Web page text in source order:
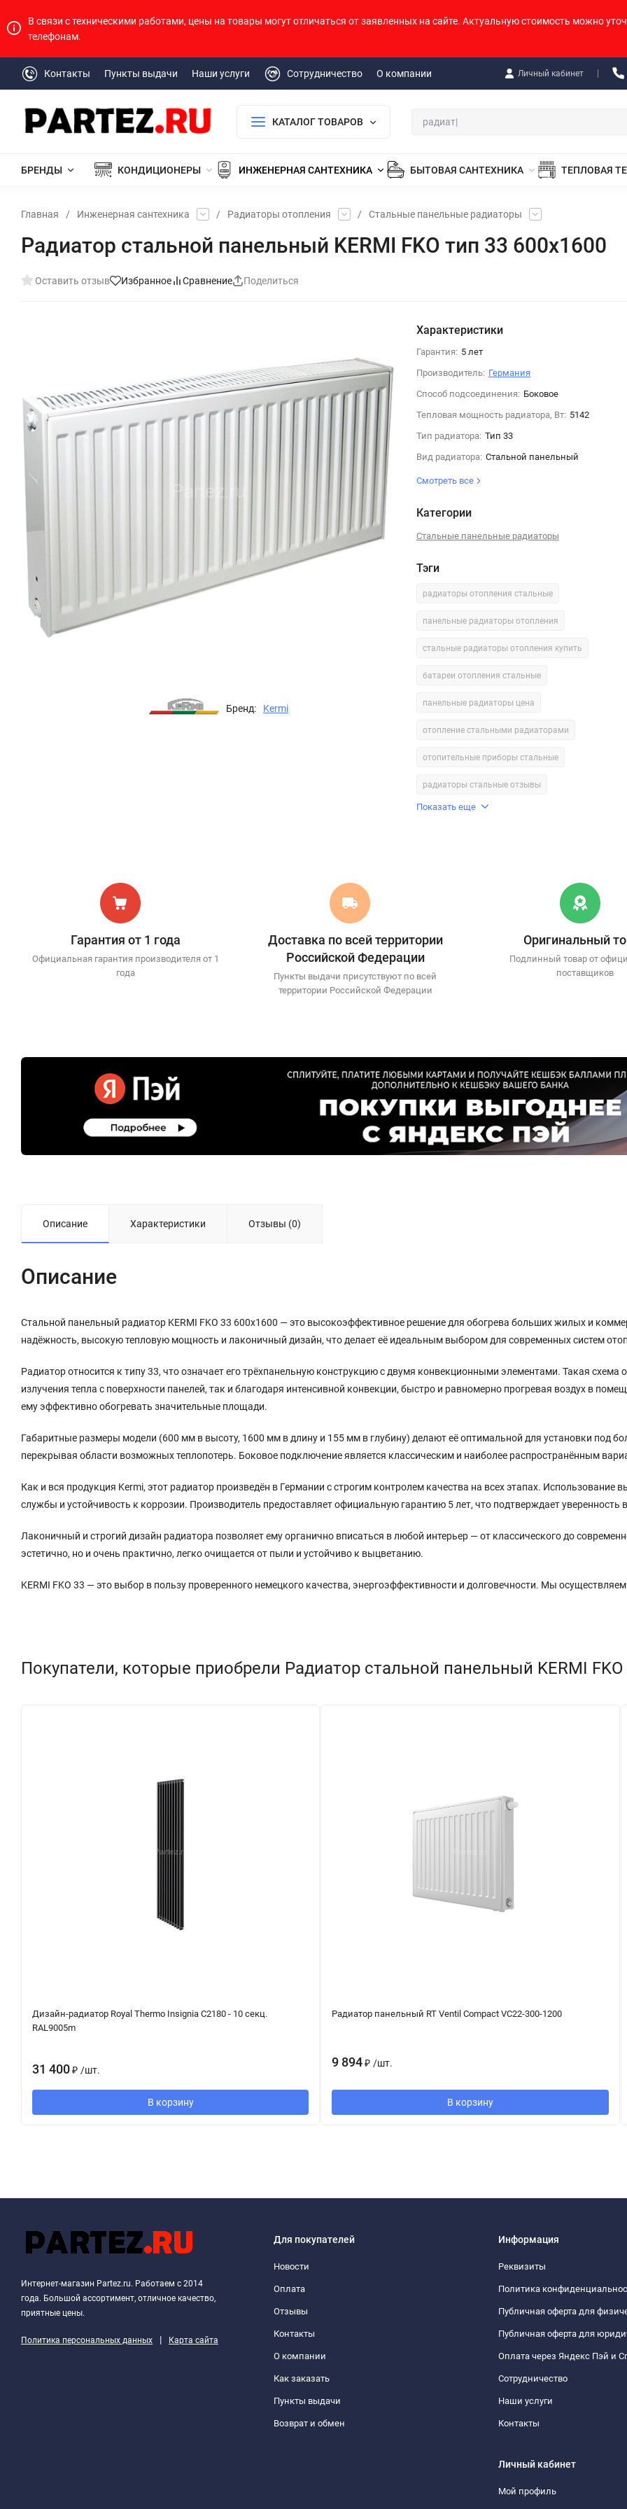
В связи с техническими работами, цены на товары могут отличаться от заявленных на сайте. Актуальную стоимость можно
телефонам.
Контакты Пункты выдачи Наши услуги Сотрудничество О компании Личный кабинет
КАТАЛОГ ТОВАРОВ
БРЕНДЫ КОНДИЦИОНЕРЫ ИНЖЕНЕРНАЯ САНТЕХНИКА БЫТОВАЯ САНТЕХНИКА ТЕПЛОВАЯ
Главная / Инженерная сантехника / Радиаторы отопления / Стальные панельные радиаторы
Радиатор стальной панельный KERMI FKO тип 33 600х1600
Оставить отзыв Избранное Сравнение Поделиться
Бренд: Kermi
Характеристики
Гарантия: 5 лет
Производитель: Германия
Способ подсоединения: Боковое
Тепловая мощность радиатора, Вт: 5142
Тип радиатора: Тип 33
Вид радиатора: Стальной панельный
Смотреть все
Категории
Стальные панельные радиаторы
Тэги
радиаторы отопления стальные
панельные радиаторы отопления
стальные радиаторы отопления купить
батареи отопления стальные
панельные радиаторы цена
отопление стальными радиаторами
отопительные приборы стальные
радиаторы стальные отзывы
Показать еще
Гарантия от 1 года
Официальная гарантия производителя от 1
года
Доставка по всей территории
Российской Федерации
Пункты выдачи присутствуют по всей
территории Российской Федерации
Оригинальный
Подлинный товар от
поставщиков
Описание Характеристики Отзывы (0)
Описание
Стальной панельный радиатор KERMI FKO 33 600x1600 — это высокоэффективное решение для обогрева больших жилых и
надёжность, высокую тепловую мощность и лаконичный дизайн, что делает её идеальным выбором для современных систем
Радиатор относится к типу 33, что означает его трёхпанельную конструкцию с двумя конвекционными элементами. Такая схема
излучения тепла с поверхности панелей, так и благодаря интенсивной конвекции, быстро и равномерно прогревая воздух в
ему эффективно обогревать значительные площади.
Габаритные размеры модели (600 мм в высоту, 1600 мм в длину и 155 мм в глубину) делают её оптимальной для установки под
перекрывая области возможных теплопотерь. Боковое подключение является классическим и наиболее распространённым
Как и вся продукция Kermi, этот радиатор произведён в Германии с строгим контролем качества на всех этапах. Использование
службы и устойчивость к коррозии. Производитель предоставляет официальную гарантию 5 лет, что подтверждает уверенность
Лаконичный и строгий дизайн радиатора позволяет ему органично вписаться в любой интерьер — от классического до
эстетично, но и очень практично, легко очищается от пыли и устойчиво к выцветанию.
KERMI FKO 33 — это выбор в пользу проверенного немецкого качества, энергоэффективности и долговечности. Мы
Покупатели, которые приобрели Радиатор стальной панельный KERMI
Дизайн-радиатор Royal Thermo Insignia C2180 - 10 секц.
RAL9005m
31 400₽ /шт.
В корзину
Радиатор панельный RT Ventil Compact VC22-300-1200
9 894 ₽ /шт.
В корзину
Интернет-магазин Partez.ru. Работаем с 2014
года. Большой ассортимент, отличное качество,
приятные цены.
Политика персональных данных | Карта сайта
Для покупателей
Новости
Оплата
Отзывы
Контакты
О компании
Как заказать
Пункты выдачи
Возврат и обмен
Информация
Реквизиты
Политика
Публичная оферта для
Публичная оферта для
Оплата через Яндекс Пэй и
Сотрудничество
Наши услуги
Контакты
Личный кабинет
Мой профиль